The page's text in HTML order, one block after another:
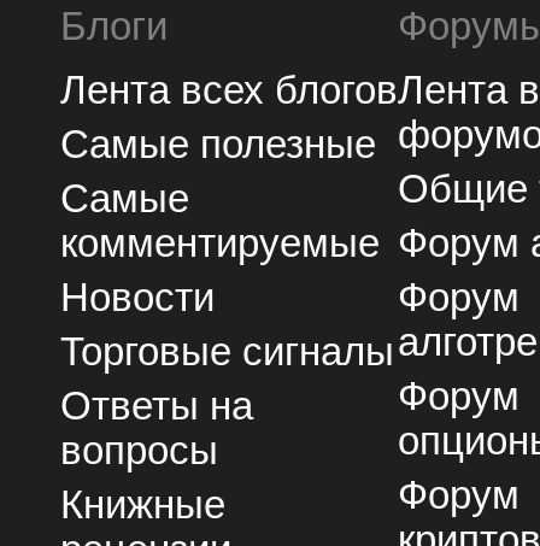
Блоги
Лента всех блогов
Самые полезные
Самые
комментируемые
Новости
Торговые сигналы
Ответы на
вопросы
Книжные
Лента
Общие
Форум
Форум
Форум
Форум